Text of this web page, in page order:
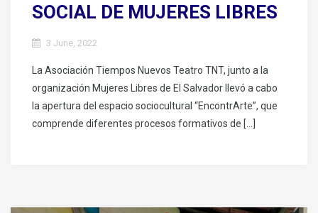
SOCIAL DE MUJERES LIBRES
3 June, 2022
La Asociación Tiempos Nuevos Teatro TNT, junto a la
organización Mujeres Libres de El Salvador llevó a cabo
la apertura del espacio sociocultural “EncontrArte”, que
comprende diferentes procesos formativos de […]